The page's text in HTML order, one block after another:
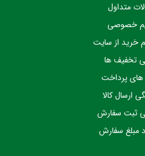
متداول
خصوصی
خرید از سایت
تخفیف ها
پرداخت
ارسال کالا
ثبت سفارش
مبلغ سفارش